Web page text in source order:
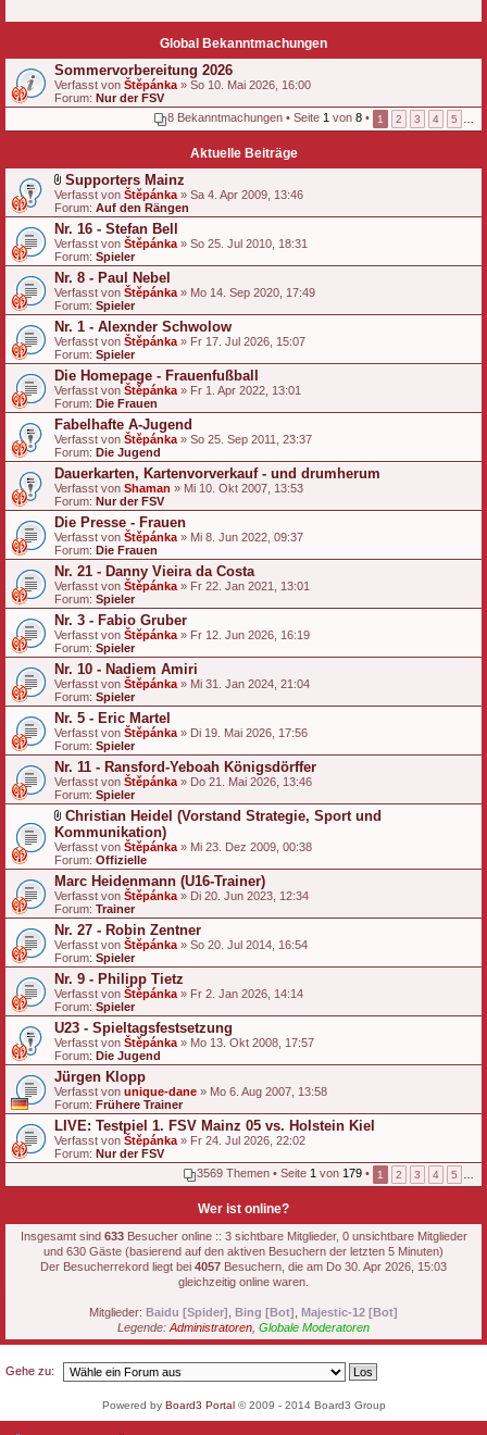
Global Bekanntmachungen
Sommervorbereitung 2026
Verfasst von Štěpánka » So 10. Mai 2026, 16:00
Forum: Nur der FSV
8 Bekanntmachungen • Seite 1 von 8 • 1 2 3 4 5
Aktuelle Beiträge
D
a
t
e
i
a
n
h
a
n
g
Supporters Mainz
Verfasst von Štěpánka » Sa 4. Apr 2009, 13:46
Forum: Auf den Rängen
Nr. 16 - Stefan Bell
Verfasst von Štěpánka » So 25. Jul 2010, 18:31
Forum: Spieler
Nr. 8 - Paul Nebel
Verfasst von Štěpánka » Mo 14. Sep 2020, 17:49
Forum: Spieler
Nr. 1 - Alexnder Schwolow
Verfasst von Štěpánka » Fr 17. Jul 2026, 15:07
Forum: Spieler
Die Homepage - Frauenfußball
Verfasst von Štěpánka » Fr 1. Apr 2022, 13:01
Forum: Die Frauen
Fabelhafte A-Jugend
Verfasst von Štěpánka » So 25. Sep 2011, 23:37
Forum: Die Jugend
Dauerkarten, Kartenvorverkauf - und drumherum
Verfasst von Shaman » Mi 10. Okt 2007, 13:53
Forum: Nur der FSV
Die Presse - Frauen
Verfasst von Štěpánka » Mi 8. Jun 2022, 09:37
Forum: Die Frauen
Nr. 21 - Danny Vieira da Costa
Verfasst von Štěpánka » Fr 22. Jan 2021, 13:01
Forum: Spieler
Nr. 3 - Fabio Gruber
Verfasst von Štěpánka » Fr 12. Jun 2026, 16:19
Forum: Spieler
Nr. 10 - Nadiem Amiri
Verfasst von Štěpánka » Mi 31. Jan 2024, 21:04
Forum: Spieler
Nr. 5 - Eric Martel
Verfasst von Štěpánka » Di 19. Mai 2026, 17:56
Forum: Spieler
Nr. 11 - Ransford-Yeboah Königsdörffer
Verfasst von Štěpánka » Do 21. Mai 2026, 13:46
Forum: Spieler
D
a
t
e
i
a
n
h
a
n
g
Christian Heidel (Vorstand Strategie, Sport und
Kommunikation)
Verfasst von Štěpánka » Mi 23. Dez 2009, 00:38
Forum: Offizielle
Marc Heidenmann (U16-Trainer)
Verfasst von Štěpánka » Di 20. Jun 2023, 12:34
Forum: Trainer
Nr. 27 - Robin Zentner
Verfasst von Štěpánka » So 20. Jul 2014, 16:54
Forum: Spieler
Nr. 9 - Philipp Tietz
Verfasst von Štěpánka » Fr 2. Jan 2026, 14:14
Forum: Spieler
U23 - Spieltagsfestsetzung
Verfasst von Štěpánka » Mo 13. Okt 2008, 17:57
Forum: Die Jugend
Jürgen Klopp
Verfasst von unique-dane » Mo 6. Aug 2007, 13:58
Forum: Frühere Trainer
LIVE: Testpiel 1. FSV Mainz 05 vs. Holstein Kiel
Verfasst von Štěpánka » Fr 24. Jul 2026, 22:02
Forum: Nur der FSV
3569 Themen • Seite 1 von 179 • 1 2 3 4 5
Wer ist online?
Insgesamt sind 633Besucher online :: 3 sichtbare Mitglieder, 0 unsichtbare Mitglieder
und 630 Gäste (basierend auf den aktiven Besuchern der letzten 5 Minuten)
Der Besucherrekord liegt bei 4057 Besuchern, die am Do 30. Apr 2026, 15:03
gleichzeitig online waren.
Mitglieder: Baidu [Spider] Bing [Bot] Majestic-12 [Bot]
Legende: Administratoren Globale Moderatoren
Gehe zu:
Powered by Board3 Portal© 2009 - 2014 Board3 Group